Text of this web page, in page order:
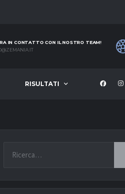
IN CONTATTO CON IL NOSTRO TEAM!
RISULTATI